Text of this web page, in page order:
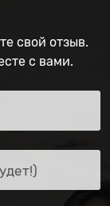
свой отзыв.
с вами.